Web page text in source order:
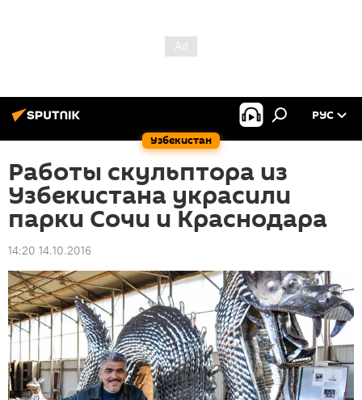
Узбекистан
РУС
Работы скульптора из
Узбекистана украсили
парки Сочи и Краснодара
14:20 14.10.2016